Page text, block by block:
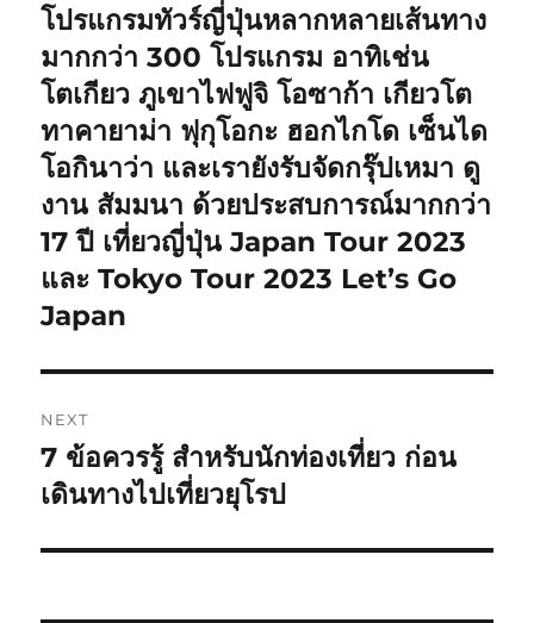
โปรแกรมทัวร์ญี่ปุ่นหลากหลายเส้นทาง
มากกว่า 300 โปรแกรม อาทิเช่น
โตเกียว ภูเขาไฟฟูจิ โอซาก้า เกียวโต
ทาคายาม่า ฟุกุโอกะ ฮอกไกโด เซ็นได
โอกินาว่า และเรายังรับจัดกรุ๊ปเหมา ดู
งาน สัมมนา ด้วยประสบการณ์มากกว่า
17 ปี เที่ยวญี่ปุ่น Japan Tour 2023
และ Tokyo Tour 2023 Let’s Go
Japan
NEXT
Next
post:
7 ข้อควรรู้ สำหรับนักท่องเที่ยว ก่อน
เดินทางไปเที่ยวยุโรป